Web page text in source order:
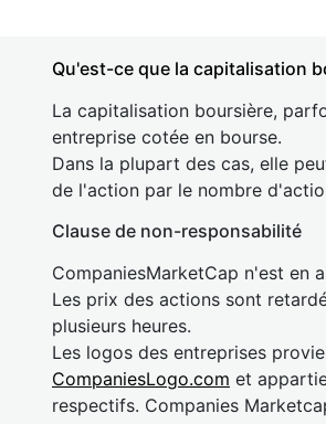
Qu'est-ce que la capitalisation
La capitalisation boursière,
entreprise cotée en bourse.
Dans la plupart des cas, elle
de l'action par le nombre
Clause de non-responsabilité
CompaniesMarketCap n'est en
Les prix des actions sont
plusieurs heures.
Les logos des entreprises
CompaniesLogo.com et
respectifs. Companies